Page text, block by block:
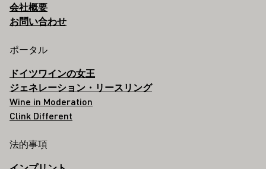
会社概要
お問い合わせ
ポータル
ドイツワインの女王
ジェネレーション・リースリング
Wine in Moderation
Clink Different
法的事項